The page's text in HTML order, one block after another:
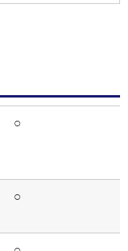
○
○